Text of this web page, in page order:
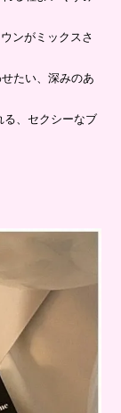
ンがミックスさ
たい、深みのあ
、セクシーなブ